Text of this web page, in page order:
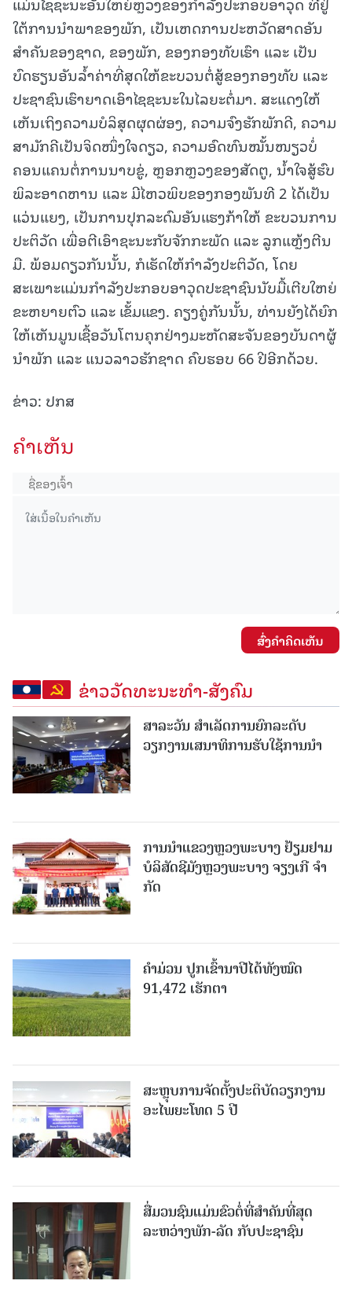
ໃຕ້ການນໍາພາຂອງພັກ, ເປັນເຫດການປະຫວັດສາດອັນ
ສໍາຄັນຂອງຊາດ, ຂອງພັກ, ຂອງກອງທັບເຮົາ ແລະ ເປັນ
ບົດຮຽນອັນລໍ້າຄ່າທີ່ສຸດໃຫ້ຂະບວນຕໍ່ສູ້ຂອງກອງທັບ ແລະ
ປະຊາຊົນເຮົາຍາດເອົາໄຊຊະນະໃນໄລຍະຕໍ່ມາ. ສະແດງໃຫ້
ເຫັນເຖິງຄວາມບໍລິສຸດຜຸດຜ່ອງ, ຄວາມຈົງຮັກພັກດີ, ຄວາມ
ສາມັກຄີເປັນຈິດໜຶ່ງໃຈດຽວ, ຄວາມອົດທົນໝັ້ນໜຽວບໍ່
ຄອນແຄນຕໍ່ການນາບຂູ່, ຫຼອກຫຼວງຂອງສັດຕູ, ນໍ້າໃຈສູ້ຮົບ
ພິລະອາດຫານ ແລະ ມີໄຫວພິບຂອງກອງພັນທີ 2 ໄດ້ເປັນ
ແວ່ນແຍງ, ເປັນການປຸກລະດົມອັນແຮງກ້າໃຫ້ ຂະບວນການ
ປະຕິວັດ ເພື່ອຕີເອົາຊະນະກັບຈັກກະພັດ ແລະ ລູກແຫຼ້ງຕີນ
ມື. ພ້ອມດຽວກັນນັ້ນ, ກໍເຮັດໃຫ້ກຳລັງປະຕິວັດ, ໂດຍ
ສະເພາະແມ່ນກໍາລັງປະກອບອາວຸດປະຊາຊົນນັບມື້ເຕີບໃຫຍ່
ຂະຫຍາຍຕົວ ແລະ ເຂັ້ມແຂງ. ຄຽງຄູ່ກັນນັ້ນ, ທ່ານຍັງໄດ້ຍົກ
ໃຫ້ເຫັນມູນເຊື້ອວັນໂຕນຄຸກຢ່າງມະຫັດສະຈັນຂອງບັນດາຜູ້
ນໍາພັກ ແລະ ແນວລາວຮັກຊາດ ຄົບຮອບ 66 ປີອີກດ້ວຍ.
ຂ່າວ: ປກສ
ຄໍາເຫັນ
ສົ່ງຄໍາຄິດເຫັນ
ຂ່າວວັດທະນະທຳ-ສັງຄົມ
ສາລະວັນ ສໍາເລັດການຍົກລະດັບ
ວຽກງານເສນາທິການຮັບໃຊ້ການນໍາ
ການນຳແຂວງຫຼວງພະບາງ ຢ້ຽມ​ຢາມ
ບໍ​ລິ​ສັດຊີມັງຫຼວງພະບາງ ຈຽງເກີ ຈໍາ
ກັດ
ຄໍາມ່ວນ ປູກເຂົ້ານາປີໄດ້ທັງໝົດ
91,472 ເຮັກຕາ
ສະຫຼຸບການຈັດຕັ້ງປະຕິບັດວຽກງານ
ອະໄພຍະໂທດ 5 ປີ
ສື່ມວນຊົນແມ່ນຂົວຕໍ່ທີ່ສໍາຄັນທີ່ສຸດ
ລະຫວ່າງພັກ-ລັດ ກັບປະຊາຊົນ